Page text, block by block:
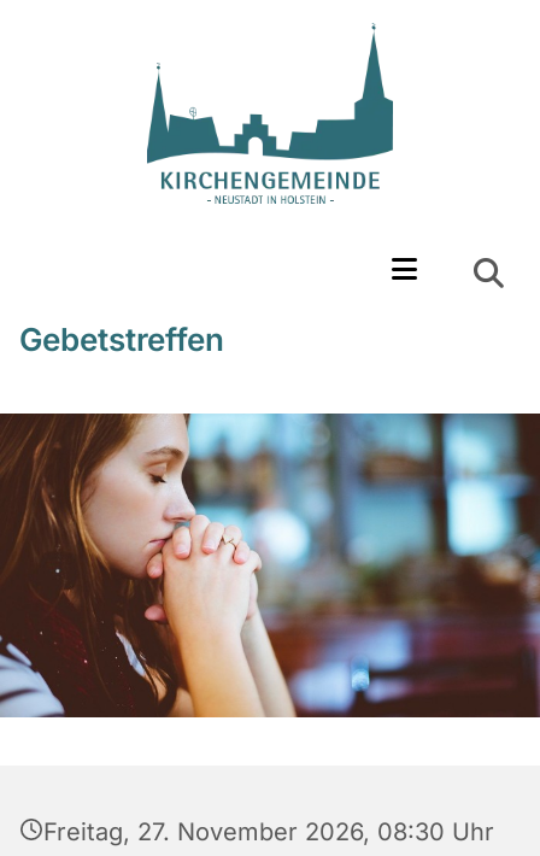
Gebetstreffen
Freitag, 27. November 2026, 08:30 Uhr